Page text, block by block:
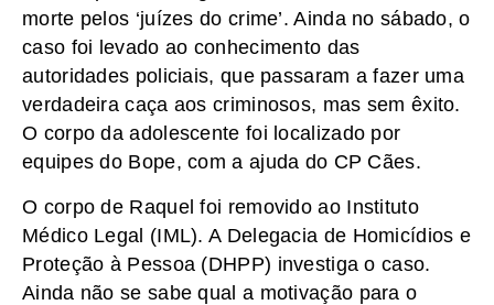
morte pelos ‘juízes do crime’. Ainda no sábado, o
caso foi levado ao conhecimento das
autoridades policiais, que passaram a fazer uma
verdadeira caça aos criminosos, mas sem êxito.
O corpo da adolescente foi localizado por
equipes do Bope, com a ajuda do CP Cães.
O corpo de Raquel foi removido ao Instituto
Médico Legal (IML). A Delegacia de Homicídios e
Proteção à Pessoa (DHPP) investiga o caso.
Ainda não se sabe qual a motivação para o